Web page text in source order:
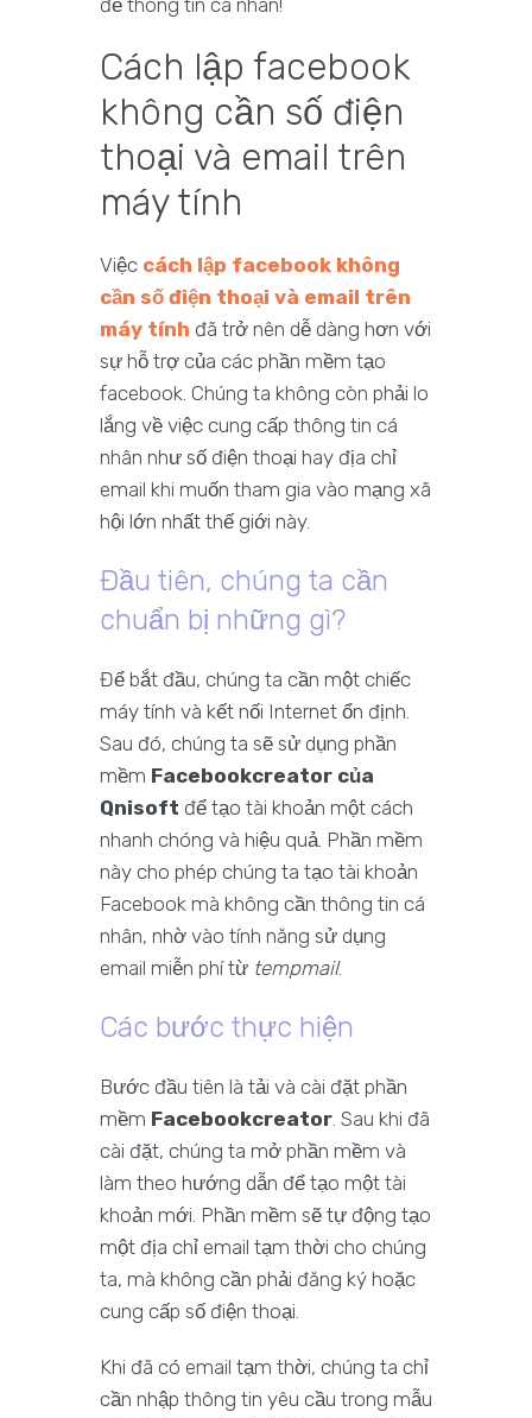
đề thông tin cá nhân!
Cách lập facebook
không cần số điện
thoại và email trên
máy tính
Việc cách lập facebook không
cần số điện thoại và email trên
máy tính đã trở nên dễ dàng hơn với
sự hỗ trợ của các phần mềm tạo
facebook. Chúng ta không còn phải lo
lắng về việc cung cấp thông tin cá
nhân như số điện thoại hay địa chỉ
email khi muốn tham gia vào mạng xã
hội lớn nhất thế giới này.
Đầu tiên, chúng ta cần
chuẩn bị những gì?
Để bắt đầu, chúng ta cần một chiếc
máy tính và kết nối Internet ổn định.
Sau đó, chúng ta sẽ sử dụng phần
mềm Facebookcreator của
Qnisoft để tạo tài khoản một cách
nhanh chóng và hiệu quả. Phần mềm
này cho phép chúng ta tạo tài khoản
Facebook mà không cần thông tin cá
nhân, nhờ vào tính năng sử dụng
email miễn phí từ tempmail.
Các bước thực hiện
Bước đầu tiên là tải và cài đặt phần
mềm Facebookcreator. Sau khi đã
cài đặt, chúng ta mở phần mềm và
làm theo hướng dẫn để tạo một tài
khoản mới. Phần mềm sẽ tự động tạo
một địa chỉ email tạm thời cho chúng
ta, mà không cần phải đăng ký hoặc
cung cấp số điện thoại.
Khi đã có email tạm thời, chúng ta chỉ
cần nhập thông tin yêu cầu trong mẫu